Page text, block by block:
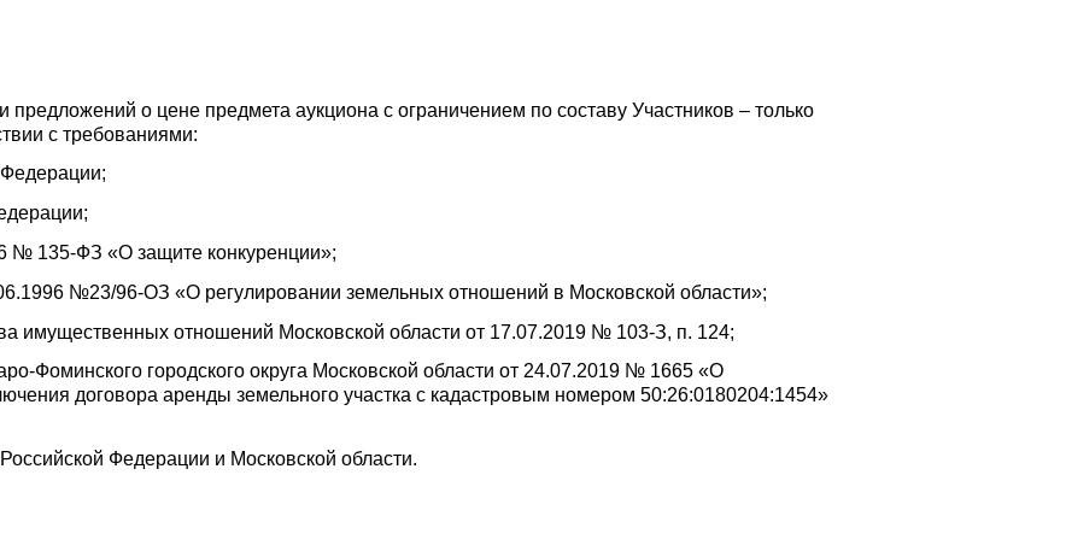
о цене предмета аукциона с ограничением по составу Участников – только
с требованиями:
Федерации;
№ 135-ФЗ «О защите конкуренции»;
№23/96-ОЗ «О регулировании земельных отношений в Московской области»;
имущественных отношений Московской области от 17.07.2019 № 103-З, п. 124;
Фоминского городского округа Московской области от 24.07.2019 № 1665 «О
договора аренды земельного участка с кадастровым номером 50:26:0180204:1454»
Федерации и Московской области.